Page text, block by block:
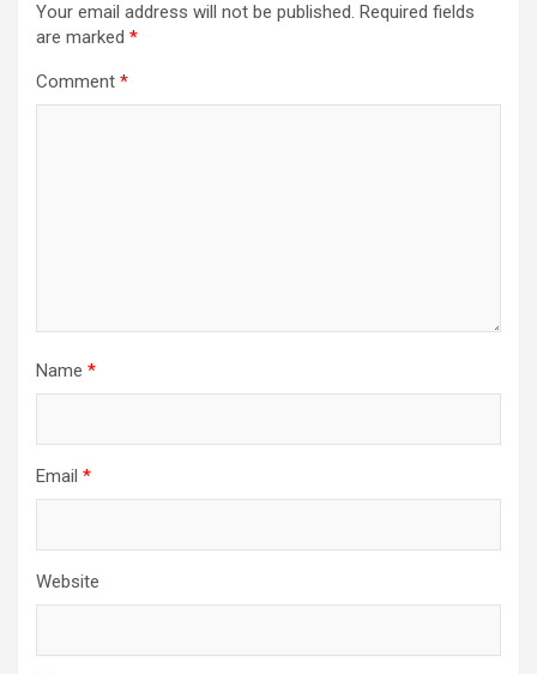
Your email address will not be published. Required fields
are marked *
Comment *
Name *
Email *
Website